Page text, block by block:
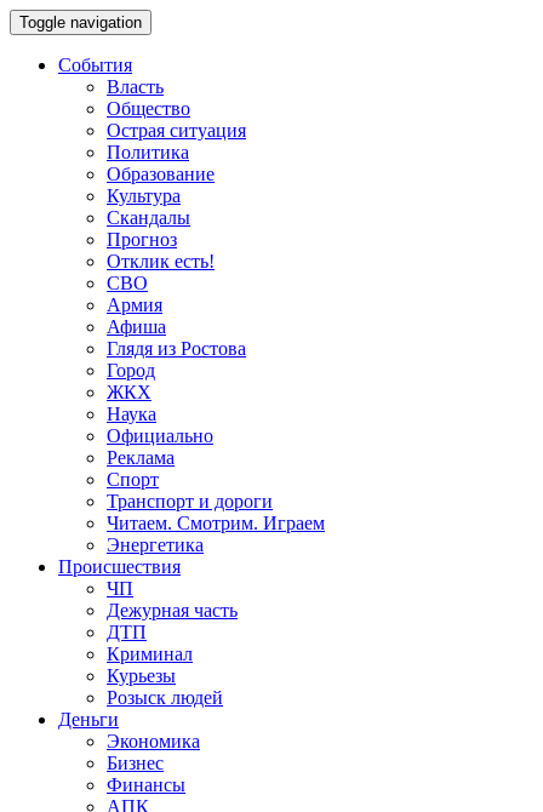
Toggle navigation
События
Власть
Общество
Острая ситуация
Политика
Образование
Культура
Скандалы
Прогноз
Отклик есть!
СВО
Армия
Афиша
Глядя из Ростова
Город
ЖКХ
Наука
Официально
Реклама
Спорт
Транспорт и дороги
Читаем. Смотрим. Играем
Энергетика
Происшествия
ЧП
Дежурная часть
ДТП
Криминал
Курьезы
Розыск людей
Деньги
Экономика
Бизнес
Финансы
АПК